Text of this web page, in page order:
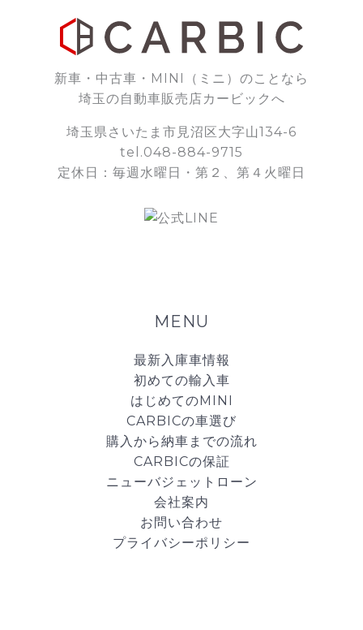
新車・中古車・MINI（ミニ）のことなら
埼玉の自動車販売店カービックへ
埼玉県さいたま市見沼区大字山134-6
tel.048-884-9715
定休日：毎週水曜日・第２、第４火曜日
MENU
最新入庫車情報
初めての輸入車
はじめてのMINI
CARBICの車選び
購入から納車までの流れ
CARBICの保証
ニューバジェットローン
会社案内
お問い合わせ
プライバシーポリシー